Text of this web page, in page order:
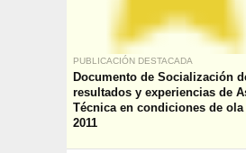
PUBLICACIÓN DESTACADA
Documento de Socialización
resultados y experiencias de
Técnica en condiciones de ola
2011